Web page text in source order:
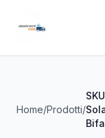
Home/Prodotti/